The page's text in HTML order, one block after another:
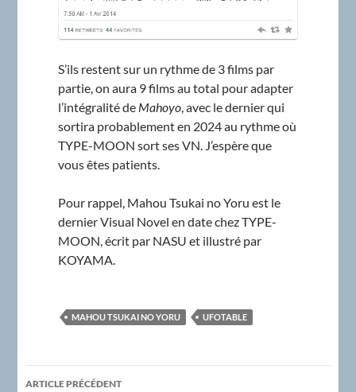
S’ils restent sur un rythme de 3 films par
partie, on aura 9 films au total pour adapter
l’intégralité de Mahoyo, avec le dernier qui
sortira probablement en 2024 au rythme où
TYPE-MOON sort ses VN. J’espère que
vous êtes patients.
Pour rappel, Mahou Tsukai no Yoru est le
dernier Visual Novel en date chez TYPE-
MOON, écrit par NASU et illustré par
KOYAMA.
MAHOU TSUKAI NO YORU UFOTABLE
Navigation
ARTICLE PRÉCÉDENT